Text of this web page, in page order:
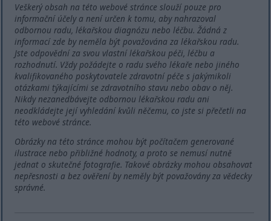
Veškerý obsah na této webové stránce slouží pouze pro
informační účely a není určen k tomu, aby nahrazoval
odbornou radu, lékařskou diagnózu nebo léčbu. Žádná z
informací zde by neměla být považována za lékařskou radu.
Jste odpovědní za svou vlastní lékařskou péči, léčbu a
rozhodnutí. Vždy požádejte o radu svého lékaře nebo jiného
kvalifikovaného poskytovatele zdravotní péče s jakýmikoli
otázkami týkajícími se zdravotního stavu nebo obav o něj.
Nikdy nezanedbávejte odbornou lékařskou radu ani
neodkládejte její vyhledání kvůli něčemu, co jste si přečetli na
této webové stránce.
Obrázky na této stránce mohou být počítačem generované
ilustrace nebo přibližné hodnoty, a proto se nemusí nutně
jednat o skutečné fotografie. Takové obrázky mohou obsahovat
nepřesnosti a bez ověření by neměly být považovány za vědecky
správné.